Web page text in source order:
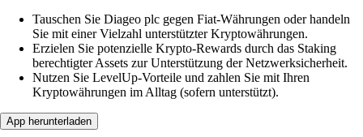
Tauschen Sie Diageo plc gegen Fiat-Währungen oder handeln
Sie mit einer Vielzahl unterstützter Kryptowährungen.
Erzielen Sie potenzielle Krypto-Rewards durch das Staking
berechtigter Assets zur Unterstützung der Netzwerksicherheit.
Nutzen Sie LevelUp-Vorteile und zahlen Sie mit Ihren
Kryptowährungen im Alltag (sofern unterstützt).
App herunterladen